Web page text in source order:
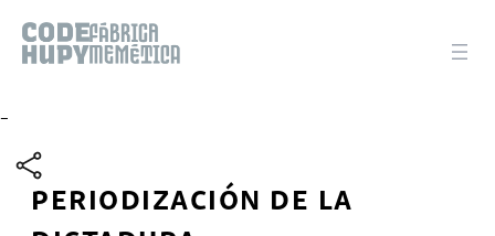
–
Periodización de la